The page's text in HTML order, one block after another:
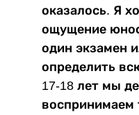
оказалось. Я
ощущение
один экзамен
определить
17-18 лет мы
воспринимаем